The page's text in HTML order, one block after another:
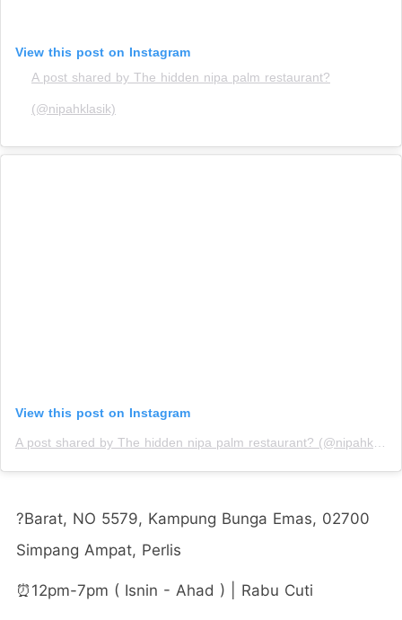
View this post on Instagram
A post shared by The hidden nipa palm restaurant?
(@nipahklasik)
View this post on Instagram
?Barat, NO 5579, Kampung Bunga Emas, 02700
Simpang Ampat, Perlis
⏰12pm-7pm ( Isnin - Ahad ) | Rabu Cuti